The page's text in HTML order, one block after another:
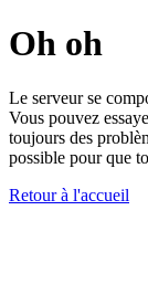
Oh oh
Le serveur se
Vous pouvez
toujours des
possible pour que
Retour à l'accueil